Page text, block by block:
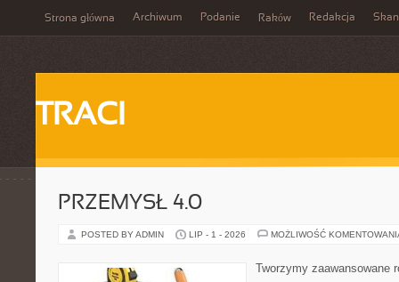
Strona główna Archiwum Podanie Raków Redakcja
TRACI
PRZEMYSŁ 4.0
POSTED BY ADMIN LIP - 1 - 2026 MOŻLIWOŚĆ
Tworzymy zaawansowane